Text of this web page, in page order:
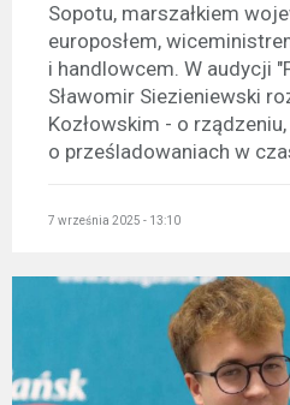
Sopotu, marszałkiem
europosłem,
i handlowcem. W audycji
Sławomir Siezieniewski
Kozłowskim - o
o prześladowaniach w
7 września 2025 - 13:10